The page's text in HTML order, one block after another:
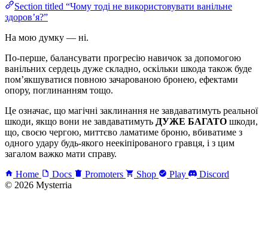
Section titled “Чому тоді не використовувати ванільне
здоров’я?”
На мою думку — ні.
По-перше, балансувати прогресію навичок за допомогою
ванільних сердець дуже складно, оскільки шкода також буде
пом’якшуватися повною зачарованою бронею, ефектами
опору, поглинанням тощо.
Це означає, що магічні заклинання не завдаватимуть реальної
шкоди, якщо вони не завдаватимуть ДУЖЕ БАГАТО шкоди,
що, своєю чергою, миттєво ламатиме броню, вбиватиме з
одного удару будь-якого неекіпірованого гравця, і з цим
загалом важко мати справу.
Home
Docs Promoters Shop Play
Discord
© 2026 Mysterria